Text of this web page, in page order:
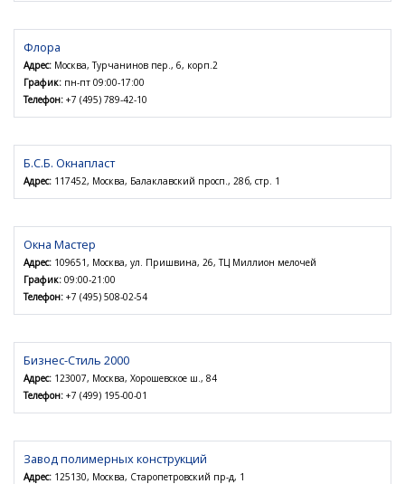
Флора
Адрес: Москва, Турчанинов пер., 6, корп.2
График: пн-пт 09:00-17:00
Телефон: +7 (495) 789-42-10
Б.С.Б. Окнапласт
Адрес: 117452, Москва, Балаклавский просп., 28б, стр. 1
Окна Мастер
Адрес: 109651, Москва, ул. Пришвина, 26, ТЦ Миллион мелочей
График: 09:00-21:00
Телефон: +7 (495) 508-02-54
Бизнес-Стиль 2000
Адрес: 123007, Москва, Хорошевское ш., 84
Телефон: +7 (499) 195-00-01
Завод полимерных конструкций
Адрес: 125130, Москва, Старопетровский пр-д, 1